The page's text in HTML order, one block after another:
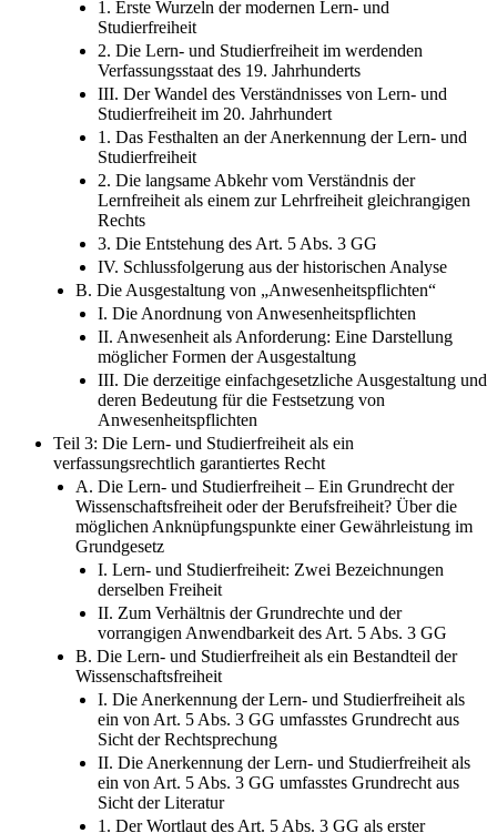
1. Erste Wurzeln der modernen Lern- und
Studierfreiheit
2. Die Lern- und Studierfreiheit im werdenden
Verfassungsstaat des 19. Jahrhunderts
III. Der Wandel des Verständnisses von Lern- und
Studierfreiheit im 20. Jahrhundert
1. Das Festhalten an der Anerkennung der Lern- und
Studierfreiheit
2. Die langsame Abkehr vom Verständnis der
Lernfreiheit als einem zur Lehrfreiheit gleichrangigen
Rechts
3. Die Entstehung des Art. 5 Abs. 3 GG
IV. Schlussfolgerung aus der historischen Analyse
B. Die Ausgestaltung von „Anwesenheitspflichten“
I. Die Anordnung von Anwesenheitspflichten
II. Anwesenheit als Anforderung: Eine Darstellung
möglicher Formen der Ausgestaltung
III. Die derzeitige einfachgesetzliche Ausgestaltung und
deren Bedeutung für die Festsetzung von
Anwesenheitspflichten
Teil 3: Die Lern- und Studierfreiheit als ein
verfassungsrechtlich garantiertes Recht
A. Die Lern- und Studierfreiheit – Ein Grundrecht der
Wissenschaftsfreiheit oder der Berufsfreiheit? Über die
möglichen Anknüpfungspunkte einer Gewährleistung im
Grundgesetz
I. Lern- und Studierfreiheit: Zwei Bezeichnungen
derselben Freiheit
II. Zum Verhältnis der Grundrechte und der
vorrangigen Anwendbarkeit des Art. 5 Abs. 3 GG
B. Die Lern- und Studierfreiheit als ein Bestandteil der
Wissenschaftsfreiheit
I. Die Anerkennung der Lern- und Studierfreiheit als
ein von Art. 5 Abs. 3 GG umfasstes Grundrecht aus
Sicht der Rechtsprechung
II. Die Anerkennung der Lern- und Studierfreiheit als
ein von Art. 5 Abs. 3 GG umfasstes Grundrecht aus
Sicht der Literatur
1. Der Wortlaut des Art. 5 Abs. 3 GG als erster